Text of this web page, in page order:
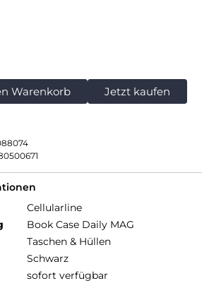
Warenkorb Jetzt kaufen
Cellularline
Book Case Daily MAG
Taschen & Hüllen
Schwarz
sofort verfügbar